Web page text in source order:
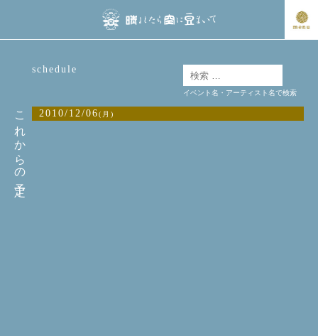
これからの予定
schedule
2010/12/06(月)
イベント名・アーティスト名で検索